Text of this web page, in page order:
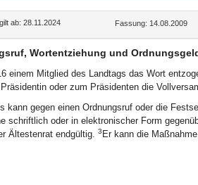
ab: 28.11.2024 Fassung: 14.08.2009
Wortentziehung und
einem Mitglied des Landtags das Wort
oder zum Präsidenten die
kann gegen einen Ordnungsruf oder die
schriftlich oder in elektronischer Form
Ältestenrat endgültig. 3 Er kann die